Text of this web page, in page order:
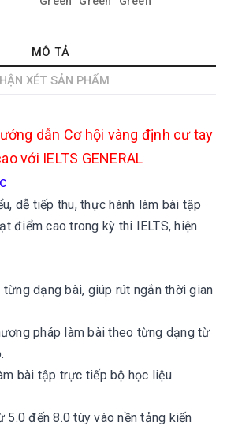
MÔ TẢ
XÉT SẢN PHẨM
dẫn Cơ hội vàng định cư tay
với IELTS GENERAL
dễ tiếp thu, thực hành làm bài tập
điểm cao trong kỳ thi IELTS, hiện
dạng bài, giúp rút ngắn thời gian
pháp làm bài theo từng dạng từ
bài tập trực tiếp bộ học liệu
đến 8.0 tùy vào nền tảng kiến